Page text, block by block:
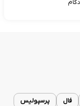
فال پرسپولیس